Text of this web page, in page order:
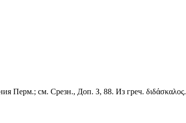
Перм.; см. Срезн., Доп. З, 88. Из греч. διδάσκαλος.